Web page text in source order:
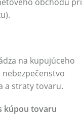
na kupujúceho
a straty tovaru.
kúpou tovaru